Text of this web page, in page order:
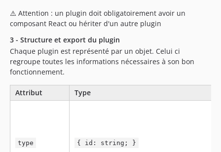
⚠️ Attention : un plugin doit obligatoirement avoir un
composant React ou hériter d'un autre plugin
3 - Structure et export du plugin
Chaque plugin est représenté par un objet. Celui ci
regroupe toutes les informations nécessaires à son bon
fonctionnement.
Attribut Type
type { id: string; }